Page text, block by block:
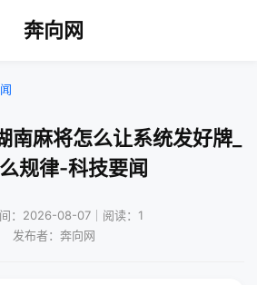
奔向网
南麻将怎么让系统发好牌_
规律-科技要闻
：2026-08-07｜阅读：1
发布者：奔向网